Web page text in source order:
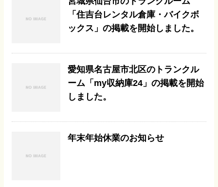
「住吉台レンタル倉庫・バイクボ
ックス」の掲載を開始しました。
愛知県名古屋市北区のトランクル
ーム「my収納庫24」の掲載を開始
しました。
年末年始休業のお知らせ